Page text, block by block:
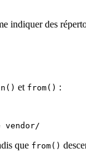
indiquer des
et from() :
que from()